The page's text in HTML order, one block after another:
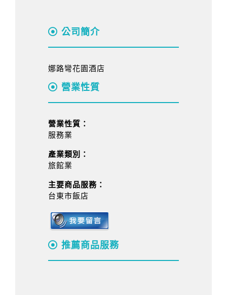
公司簡介
娜路彎花園酒店
營業性質
營業性質：
服務業
產業類別：
旅館業
主要商品服務：
台東市飯店
推薦商品服務